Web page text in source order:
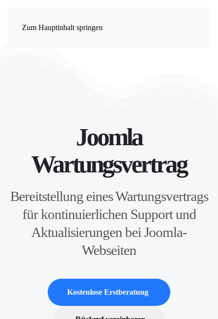
Zum Hauptinhalt springen
Joomla
Wartungsvertrag
Bereitstellung eines Wartungsvertrags
für kontinuierlichen Support und
Aktualisierungen bei Joomla-
Webseiten
Kostenlose Erstberatung